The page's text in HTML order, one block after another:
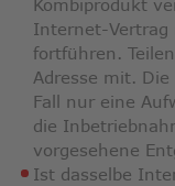
Kombiprodukt
Internet-Vertrag
fortführen.
Adresse mit.
Fall nur eine
die
vorgesehene
Ist dasselbe